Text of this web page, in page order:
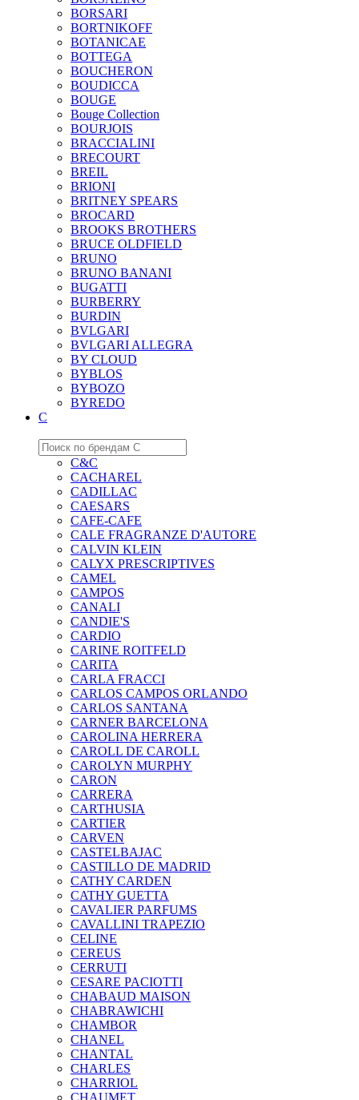
BORSARI
BORTNIKOFF
BOTANICAE
BOTTEGA
BOUCHERON
BOUDICCA
BOUGE
Bouge Collection
BOURJOIS
BRACCIALINI
BRECOURT
BREIL
BRIONI
BRITNEY SPEARS
BROCARD
BROOKS BROTHERS
BRUCE OLDFIELD
BRUNO
BRUNO BANANI
BUGATTI
BURBERRY
BURDIN
BVLGARI
BVLGARI ALLEGRA
BY CLOUD
BYBLOS
BYBOZO
BYREDO
C
C&C
CACHAREL
CADILLAC
CAESARS
CAFE-CAFE
CALE FRAGRANZE D'AUTORE
CALVIN KLEIN
CALYX PRESCRIPTIVES
CAMEL
CAMPOS
CANALI
CANDIE'S
CARDIO
CARINE ROITFELD
CARITA
CARLA FRACCI
CARLOS CAMPOS ORLANDO
CARLOS SANTANA
CARNER BARCELONA
CAROLINA HERRERA
CAROLL DE CAROLL
CAROLYN MURPHY
CARON
CARRERA
CARTHUSIA
CARTIER
CARVEN
CASTELBAJAC
CASTILLO DE MADRID
CATHY CARDEN
CATHY GUETTA
CAVALIER PARFUMS
CAVALLINI TRAPEZIO
CELINE
CEREUS
CERRUTI
CESARE PACIOTTI
CHABAUD MAISON
CHABRAWICHI
CHAMBOR
CHANEL
CHANTAL
CHARLES
CHARRIOL
CHAUMET